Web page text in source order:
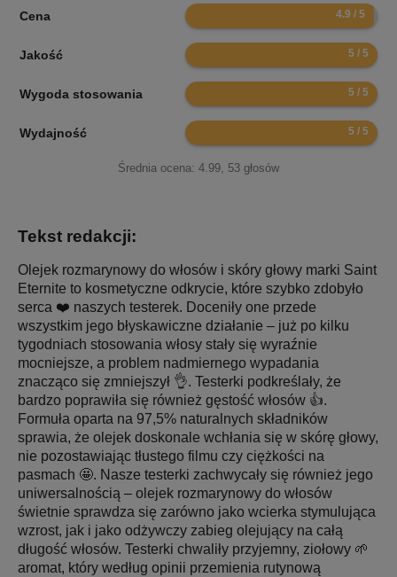
Cena 9.8
Jakość 10
Wygoda stosowania 10
Wydajność 10
Średnia ocena: 4.99, 53 głosów
Tekst redakcji:
Olejek rozmarynowy do włosów i skóry głowy marki Saint
Eternite to kosmetyczne odkrycie, które szybko zdobyło
serca ❤️ naszych testerek. Doceniły one przede
wszystkim jego błyskawiczne działanie – już po kilku
tygodniach stosowania włosy stały się wyraźnie
mocniejsze, a problem nadmiernego wypadania
znacząco się zmniejszył 👌. Testerki podkreślały, że
bardzo poprawiła się również gęstość włosów 👍.
Formuła oparta na 97,5% naturalnych składników
sprawia, że olejek doskonale wchłania się w skórę głowy,
nie pozostawiając tłustego filmu czy ciężkości na
pasmach 🤩. Nasze testerki zachwycały się również jego
uniwersalnością – olejek rozmarynowy do włosów
świetnie sprawdza się zarówno jako wcierka stymulująca
wzrost, jak i jako odżywczy zabieg olejujący na całą
długość włosów. Testerki chwaliły przyjemny, ziołowy 🌱
aromat, który według opinii przemienia rutynową